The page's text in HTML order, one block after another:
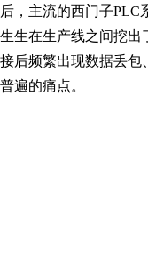
后，主流的西门子PLC
生生在生产线之间挖出
接后频繁出现数据丢包
普遍的痛点。